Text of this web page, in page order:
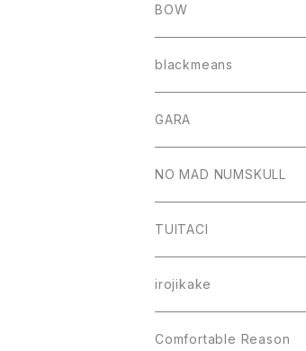
BOW
blackmeans
GARA
NO MAD NUMSKULL
TUITACI
irojikake
Comfortable Reason